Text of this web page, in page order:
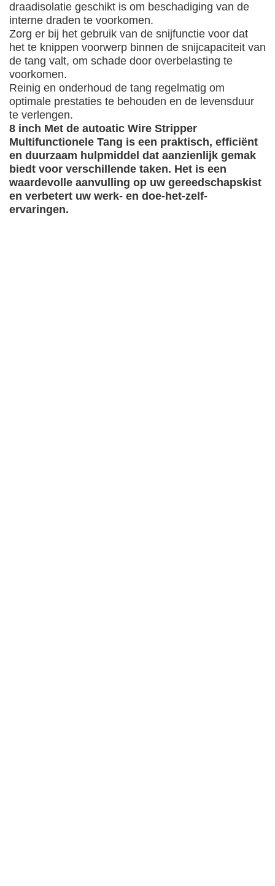
draadisolatie geschikt is om beschadiging van de
interne draden te voorkomen.
Zorg er bij het gebruik van de snijfunctie voor dat
het te knippen voorwerp binnen de snijcapaciteit van
de tang valt, om schade door overbelasting te
voorkomen.
Reinig en onderhoud de tang regelmatig om
optimale prestaties te behouden en de levensduur
te verlengen.
8 inch Met de autoatic Wire Stripper
Multifunctionele Tang is een praktisch, efficiënt
en duurzaam hulpmiddel dat aanzienlijk gemak
biedt voor verschillende taken. Het is een
waardevolle aanvulling op uw gereedschapskist
en verbetert uw werk- en doe-het-zelf-
ervaringen.